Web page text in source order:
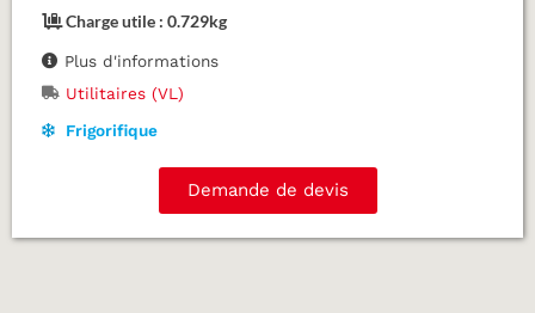
Charge utile : 0.729kg
Plus d'informations
Utilitaires (VL)
Frigorifique
Demande de devis